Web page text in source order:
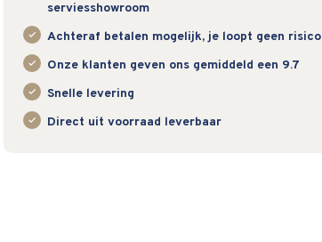
serviesshowroom
Achteraf betalen mogelijk, je loopt geen risico
Onze klanten geven ons gemiddeld een 9.7
Snelle levering
Direct uit voorraad leverbaar